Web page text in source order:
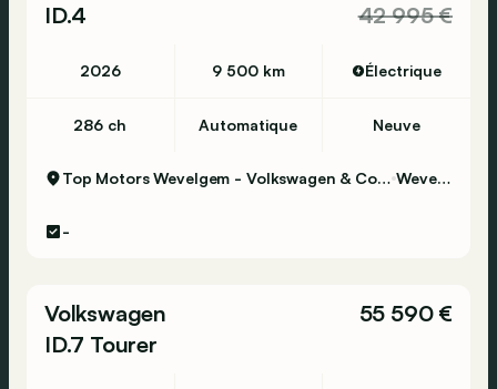
ID.4
42 995 €
2026 9 500 km Électrique
286 ch Automatique Neuve
Top Motors Wevelgem - Volkswagen & Commercial Vehicles Wevelgem
-
Volkswagen
ID.7 Tourer
55 590 €